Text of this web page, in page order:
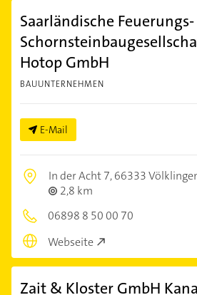
Saarländische
Hotop GmbH
BAUUNTERNEHMEN
E-Mail
In der Acht 7,66333
2,8 km
06898 8 50 00 70
Webseite
Zait & Kloster GmbH